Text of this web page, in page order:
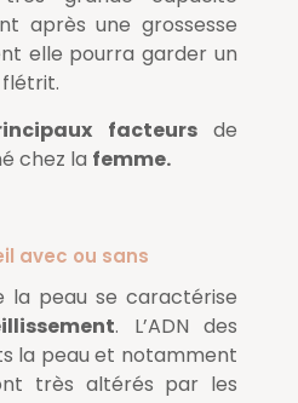
après une grossesse
elle pourra garder un
facteursde
chez la femme.
avec ou sans
la peau se caractérise
. L’ADN des
la peau et notamment
très altérés par les